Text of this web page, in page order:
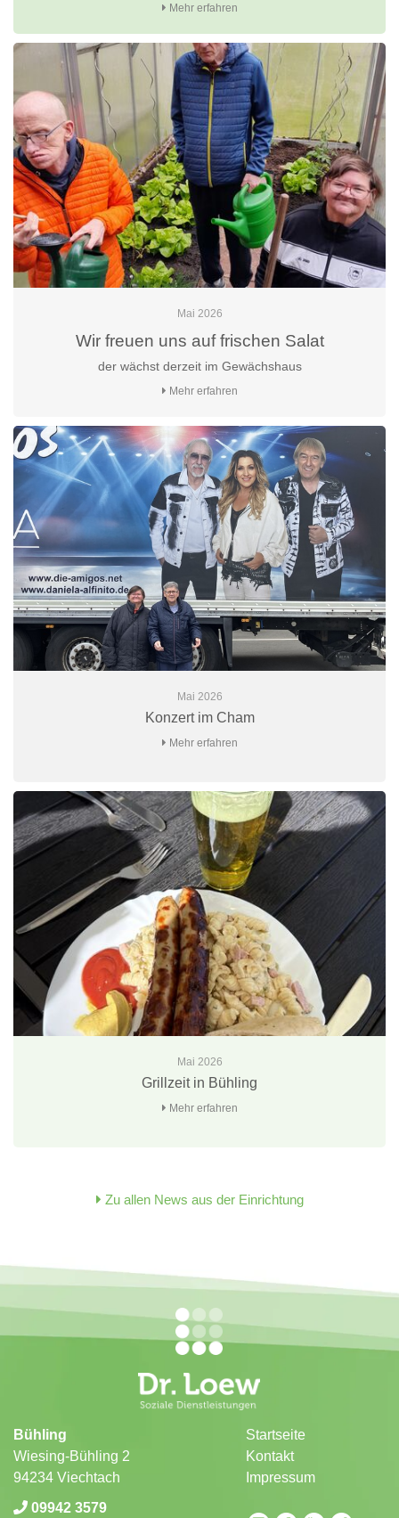
Mehr erfahren
Mai 2026
Wir freuen uns auf frischen Salat
der wächst derzeit im Gewächshaus
Mehr erfahren
Mai 2026
Konzert im Cham
Mehr erfahren
Mai 2026
Grillzeit in Bühling
Mehr erfahren
Zu allen News aus der Einrichtung
Bühling
Wiesing-Bühling 2
94234 Viechtach
09942 3579
Startseite
Kontakt
Impressum